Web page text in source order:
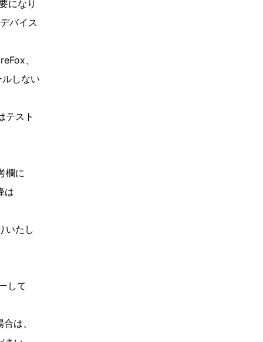
になり
バイス
、
しない
テスト
欄に
は
いたし
して
は、